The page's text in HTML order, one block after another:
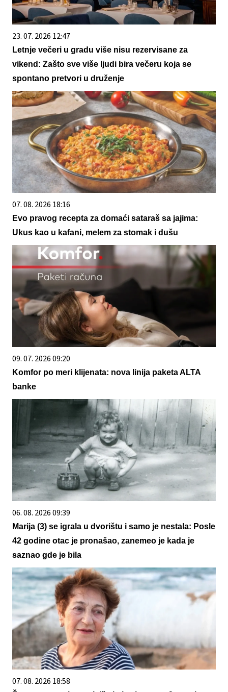
23. 07. 2026 12:47
Letnje večeri u gradu više nisu rezervisane za
vikend: Zašto sve više ljudi bira večeru koja se
spontano pretvori u druženje
07. 08. 2026 18:16
Evo pravog recepta za domaći sataraš sa jajima:
Ukus kao u kafani, melem za stomak i dušu
09. 07. 2026 09:20
Komfor po meri klijenata: nova linija paketa ALTA
banke
06. 08. 2026 09:39
Marija (3) se igrala u dvorištu i samo je nestala: Posle
42 godine otac je pronašao, zanemeo je kada je
saznao gde je bila
07. 08. 2026 18:58